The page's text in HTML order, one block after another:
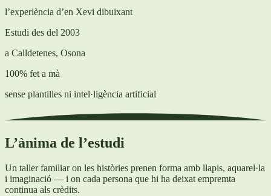
l’experiència d’en Xevi dibuixant
Estudi des del 2003
a Calldetenes, Osona
100% fet a mà
sense plantilles ni intel·ligència artificial
L’ànima de l’estudi
Un taller familiar on les històries prenen forma amb llapis, aquarel·la
i imaginació — i on cada persona que hi ha deixat empremta
continua als crèdits.